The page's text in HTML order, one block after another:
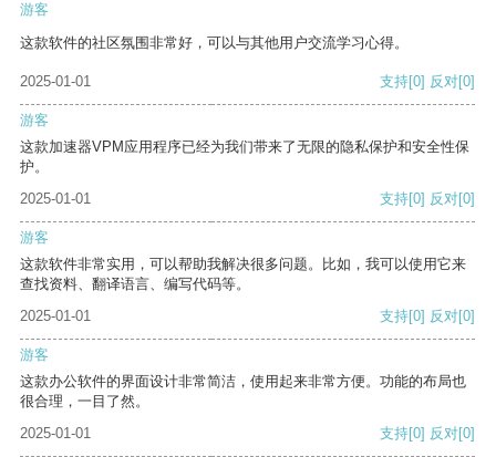
游客
这款软件的社区氛围非常好，可以与其他用户交流学习心得。
2025-01-01 支持[0] 反对[0]
游客
这款加速器VPM应用程序已经为我们带来了无限的隐私保护和安全性保
护。
2025-01-01
支持[0] 反对[0]
游客
这款软件非常实用，可以帮助我解决很多问题。比如，我可以使用它来
查找资料、翻译语言、编写代码等。
2025-01-01
支持[0] 反对[0]
游客
这款办公软件的界面设计非常简洁，使用起来非常方便。功能的布局也
很合理，一目了然。
2025-01-01
支持[0] 反对[0]